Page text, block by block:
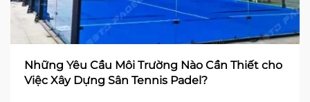
Những Yêu Cầu Môi Trường Nào Cần Thiết cho
Việc Xây Dựng Sân Tennis Padel?